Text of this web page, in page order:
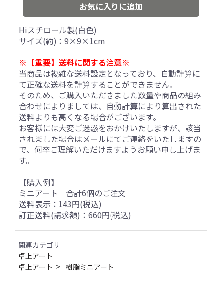
お気に入りに追加
Hiスチロール製(白色)
サイズ(約)：9×9×1cm
※【重要】送料に関する注意※
当商品は複雑な送料設定となっており、自動計算に
て正確な送料を計算することができません。
そのため、ご購入いただきました数量や商品の組み
合わせによりましては、自動計算により算出された
送料よりも高くなる場合がございます。
お客様には大変ご迷惑をおかけいたしますが、該当
されました場合はメールにてご連絡をいたしますの
で、何卒ご理解いただけますようお願い申し上げま
す。
【購入例】
ミニアート 合計6個のご注文
送料表示：143円(税込)
訂正送料(請求額)：660円(税込)
関連カテゴリ
卓上アート
卓上アート
樹脂ミニアート